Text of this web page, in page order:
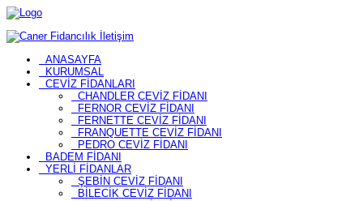
ANASAYFA
KURUMSAL
CEVİZ FİDANLARI
CHANDLER CEVİZ FİDANI
FERNOR CEVİZ FİDANI
FERNETTE CEVİZ FİDANI
FRANQUETTE CEVİZ FİDANI
PEDRO CEVİZ FİDANI
BADEM FİDANI
YERLİ FİDANLAR
ŞEBİN CEVİZ FİDANI
BİLECİK CEVİZ FİDANI